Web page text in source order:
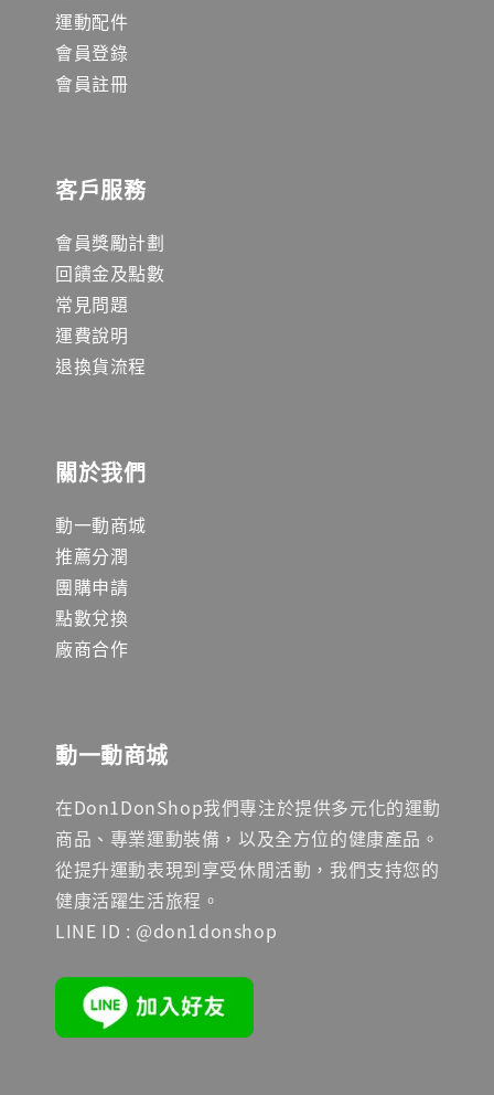
運動配件
會員登錄
會員註冊
客戶服務
會員獎勵計劃
回饋金及點數
常見問題
運費說明
退換貨流程
關於我們
動一動商城
推薦分潤
團購申請
點數兌換
廠商合作
動一動商城
在Don1DonShop我們專注於提供多元化的運動
商品、專業運動裝備，以及全方位的健康產品。
從提升運動表現到享受休閒活動，我們支持您的
健康活躍生活旅程。
LINE ID : @don1donshop